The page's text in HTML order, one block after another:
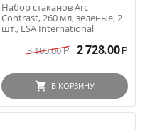
Набор стаканов Arc
Contrast, 260 мл, зеленые, 2
шт., LSA International
3 100.00 Р 2 728.00 Р
В КОРЗИНУ